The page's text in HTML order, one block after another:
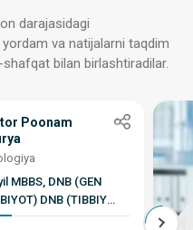
darajasidagi
va natijalarni taqdim
bilan birlashtiradilar.
Poonam
MBBS, DNB (GEN
DNB (TIBBIY